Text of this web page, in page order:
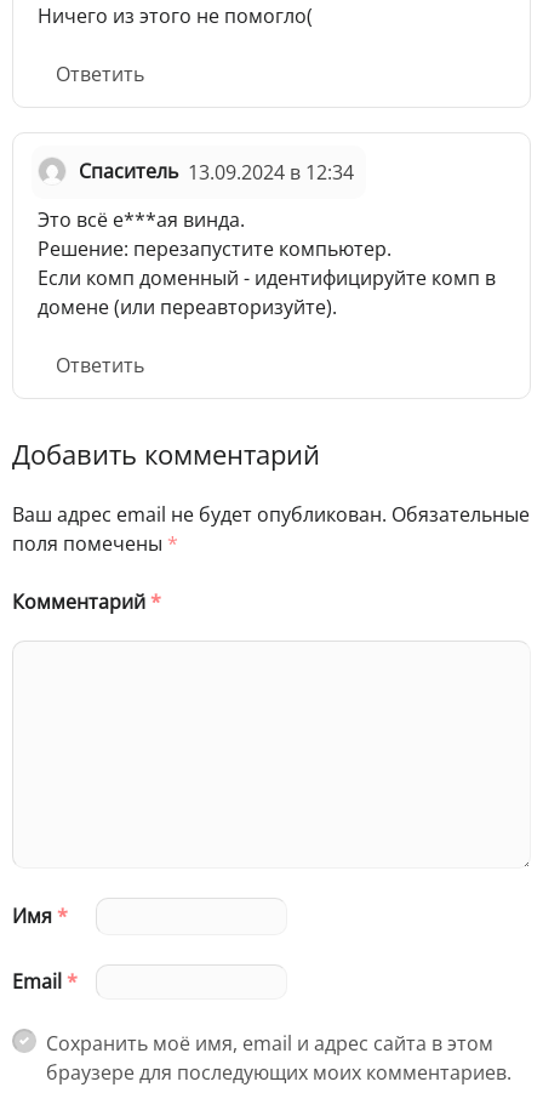
Ничего из этого не помогло(
Ответить
Спаситель 13.09.2024 в 12:34
Это всё е***ая винда.
Решение: перезапустите компьютер.
Если комп доменный - идентифицируйте комп в
домене (или переавторизуйте).
Ответить
Добавить комментарий
Ваш адрес email не будет опубликован. Обязательные
поля помечены *
Комментарий*
Имя*
Email*
Сохранить моё имя, email и адрес сайта в этом
браузере для последующих моих комментариев.